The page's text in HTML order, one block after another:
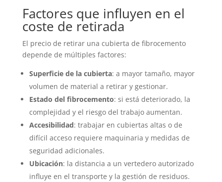
Factores que influyen en el
coste de retirada
El precio de retirar una cubierta de fibrocemento
depende de múltiples factores:
Superficie de la cubierta: a mayor tamaño, mayor
volumen de material a retirar y gestionar.
Estado del fibrocemento: si está deteriorado, la
complejidad y el riesgo del trabajo aumentan.
Accesibilidad: trabajar en cubiertas altas o de
difícil acceso requiere maquinaria y medidas de
seguridad adicionales.
Ubicación: la distancia a un vertedero autorizado
influye en el transporte y la gestión de residuos.